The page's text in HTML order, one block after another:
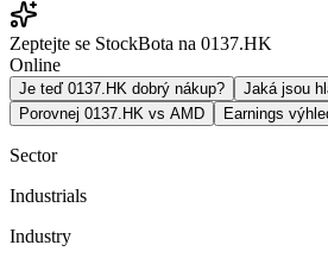
Zeptejte se StockBota na 0137.HK
Online
Je teď 0137.HK dobrý nákup?
Jaká jsou
Porovnej 0137.HK vs AMD
Earnings
Sector
Industrials
Industry